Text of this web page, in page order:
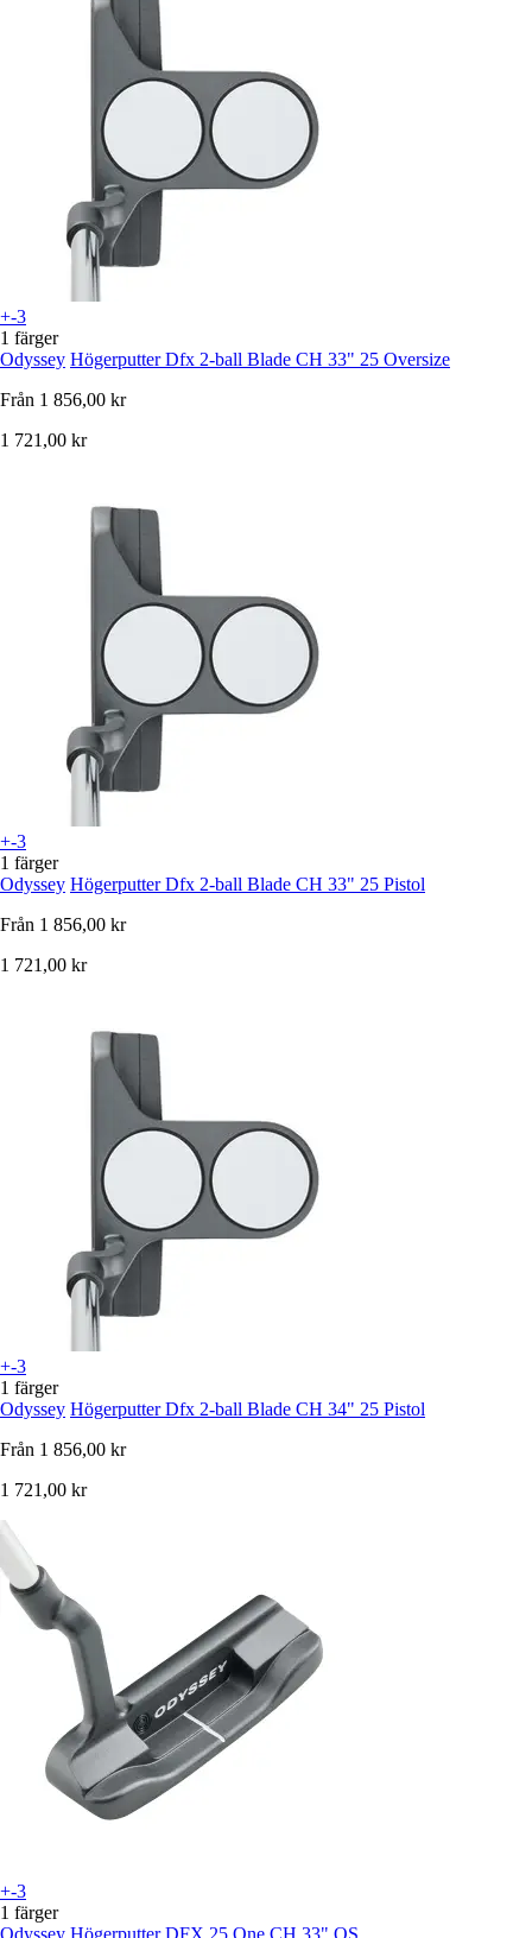
+-3
1 färger
Odyssey Högerputter Dfx 2-ball Blade CH 33" 25 Oversize
Från 1 856,00 kr
1 721,00 kr
+-3
1 färger
Odyssey Högerputter Dfx 2-ball Blade CH 33" 25 Pistol
Från 1 856,00 kr
1 721,00 kr
+-3
1 färger
Odyssey Högerputter Dfx 2-ball Blade CH 34" 25 Pistol
Från 1 856,00 kr
1 721,00 kr
+-3
1 färger
Odyssey Högerputter DFX 25 One CH 33" OS